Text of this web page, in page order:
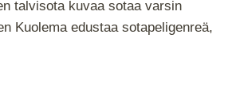
talvisota kuvaa sotaa varsin
Kuolema edustaa sotapeligenreä,